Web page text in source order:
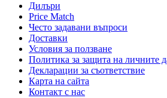
Дилъри
Price Match
Често задавани въпроси
Доставки
Условия за ползване
Политика за защита на личните
Декларации за съответствие
Карта на сайта
Контакт с нас